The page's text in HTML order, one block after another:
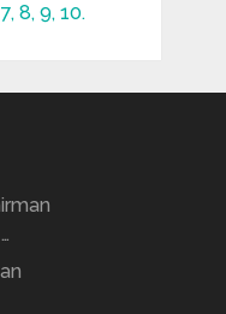
8, 9, 10.